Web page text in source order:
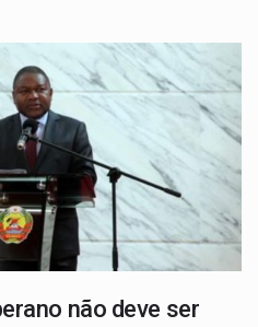
não deve ser